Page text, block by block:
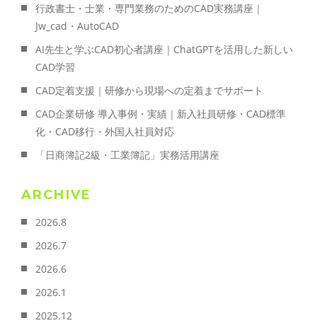
行政書士・士業・専門業務のためのCAD実務講座｜
Jw_cad・AutoCAD
AI先生と学ぶCAD初心者講座｜ChatGPTを活用した新しい
CAD学習
CAD定着支援｜研修から現場への定着までサポート
CAD企業研修 導入事例・実績｜新入社員研修・CAD標準
化・CAD移行・外国人社員対応
「日商簿記2級・工業簿記」実務活用講座
ARCHIVE
2026.8
2026.7
2026.6
2026.1
2025.12